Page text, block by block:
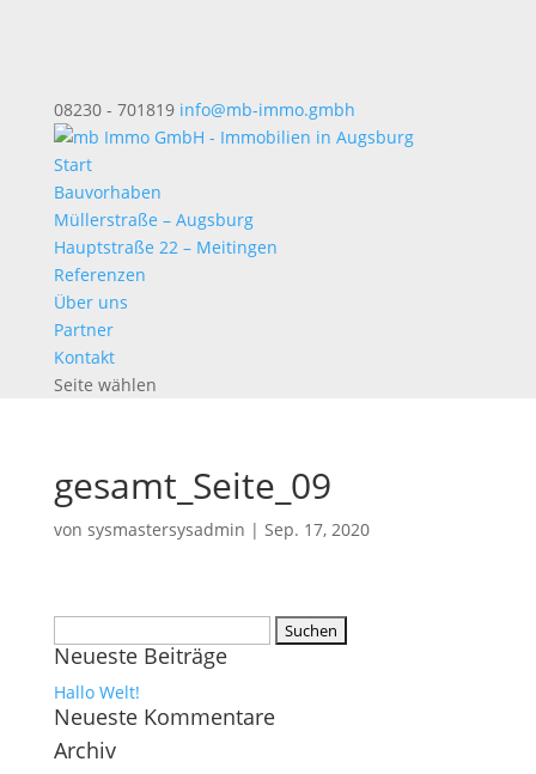
08230 - 701819 info@mb-immo.gmbh
Start
Bauvorhaben
Müllerstraße – Augsburg
Hauptstraße 22 – Meitingen
Referenzen
Über uns
Partner
Kontakt
Seite wählen
gesamt_Seite_09
von sysmastersysadmin | Sep. 17, 2020
nach:
Neueste Beiträge
Hallo Welt!
Neueste Kommentare
Archiv